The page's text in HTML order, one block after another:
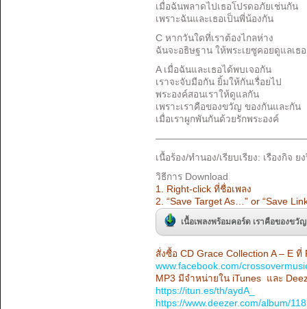
เมื่อฉันพลาดไปเธอโปรดอภัยเช่นกัน
เพราะฉันและเธอเป็นพี่น้องกัน
C หากวันใดที่เราต้องไกลห่าง
ฉันจะอธิษฐาน ให้พระเยซูคอยดูแลเธ
A เมื่อฉันและเธอได้พบเจอกัน
เราจะจับมือกัน ยิ้มให้กันเรื่อยไป
พระองค์สอนเราให้ดูแลกัน
เพราะเราคือของขวัญ ของกันและกัน
เมื่อเราผูกพันกันด้วยรักพระองค์
เนื้อร้อง/ทำนอง/เรียบเรียง: เรืองกิจ ย
วิธีการ Download
1. Right-click ที่ชื่อเพลง
2. “Save Target As…” or “Save
เนื้อเพลงพร้อมคอร์ด เราคือของข
สั่งซื้อ CD Grace Collection A – E
www.facebook.com/
MP3 มีจำหน่ายใน iTunes และ
https://itun.es/th/aydA_
https://www.deezer.com/album/